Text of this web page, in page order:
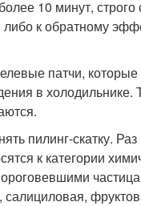
10 минут,
либо к обратному
патчи,
в
пилинг-скатку.
к категории